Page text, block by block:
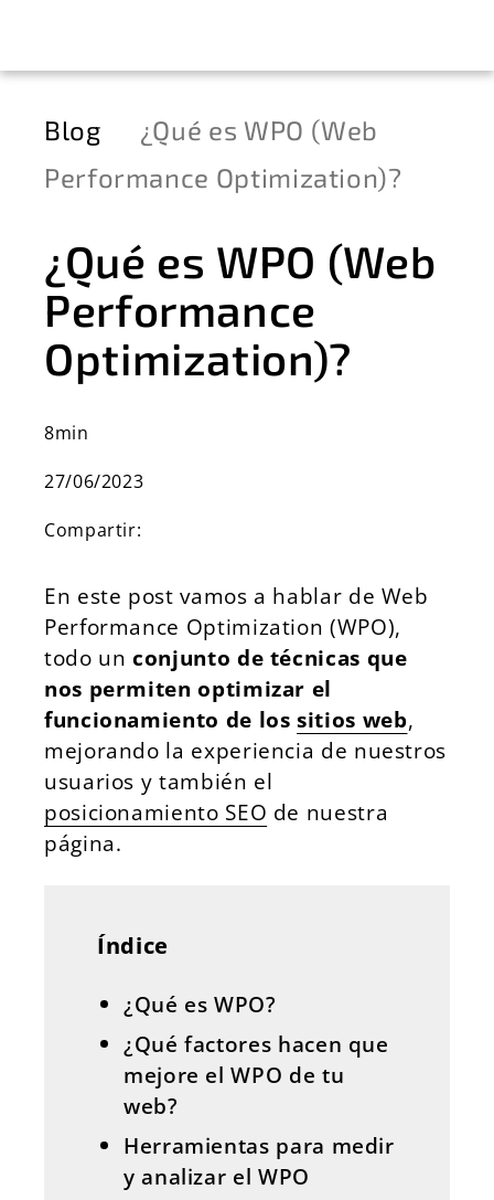
Blog
¿Qué es WPO (Web
Performance Optimization)?
¿Qué es WPO (Web
Performance
Optimization)?
8min
27/06/2023
Compartir:
En este post vamos a hablar de Web
Performance Optimization (WPO),
todo unconjunto de técnicas que
nos permiten optimizar el
funcionamiento de lossitios web,
mejorando la experiencia de nuestros
usuarios y también el
posicionamiento SEO de nuestra
página.
Índice
¿Qué es WPO?
¿Qué factores hacen que
mejore el WPO de tu
web?
Herramientas para medir
y analizar el WPO